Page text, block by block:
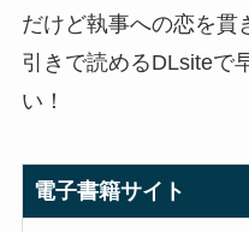
だけど執事への恋を貫
引きで読めるDLsiteで
い！
電子書籍サイト